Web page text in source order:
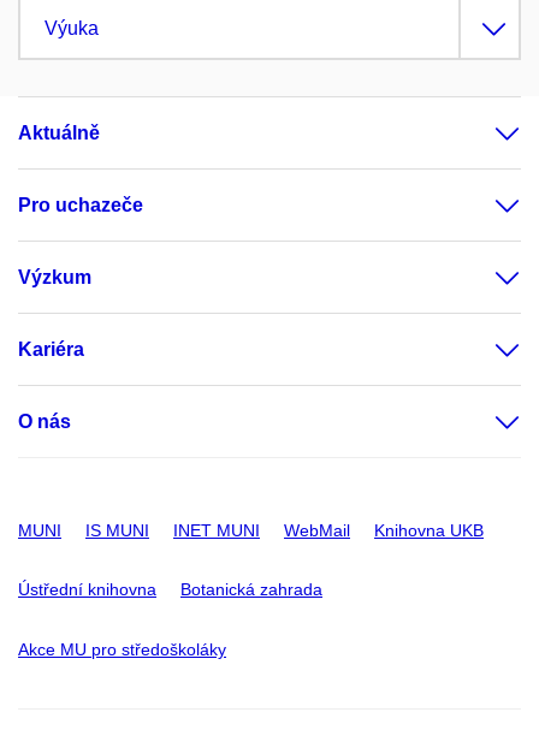
Výuka
Aktuálně
Pro uchazeče
Výzkum
Kariéra
O nás
MUNI IS MUNI INET MUNI WebMail Knihovna UKB
Ústřední knihovna Botanická zahrada
Akce MU pro středoškoláky